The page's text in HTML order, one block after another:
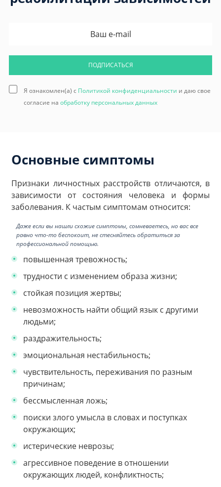
ПОДПИСАТЬСЯ
Я ознакомлен(а) с Политикой конфиденциальности и даю свое
согласие на обработку персональных данных
Основные симптомы
Признаки личностных расстройств отличаются, в
зависимости от состояния человека и формы
заболевания. К частым симптомам относится:
Даже если вы нашли схожие симптомы, сомневаетесь, но вас все
равно что-то беспокоит, не стесняйтесь обратиться за
профессиональной помощью.
повышенная тревожность;
трудности с изменением образа жизни;
стойкая позиция жертвы;
невозможность найти общий язык с другими
людьми;
раздражительность;
эмоциональная нестабильность;
чувствительность, переживания по разным
причинам;
бессмысленная ложь;
поиски злого умысла в словах и поступках
окружающих;
истерические неврозы;
агрессивное поведение в отношении
окружающих людей, конфликтность;